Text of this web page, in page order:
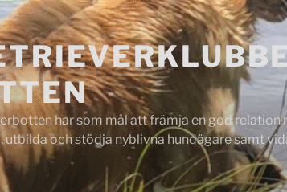
har som mål att främja en god relation
och stödja nyblivna hundägare samt